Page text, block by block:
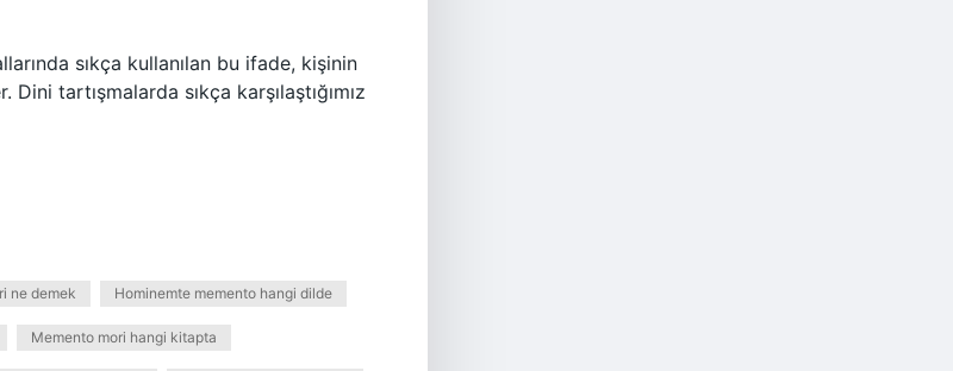
sıkça kullanılan bu ifade, kişinin
tartışmalarda sıkça karşılaştığımız
ne demek Hominemte memento hangi dilde
Memento mori hangi kitapta